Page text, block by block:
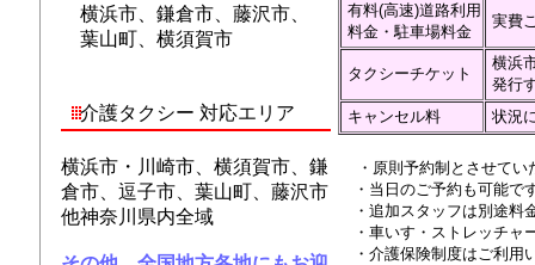
有料(高速)道路利用
料金・駐車場料金
実費
タクシーチケット
横浜
発行
キャンセル料
状況
・原則予約制とさせて
・当日のご予約も可能で
・追加スタッフは別途料
・車いす・ストレッチャ
・介護保険制度はご利用
横浜市、鎌倉市、藤沢市、
葉山町、横須賀市
介護タクシー 対応エリア
横浜市・川崎市、横須賀市、鎌
倉市、逗子市、葉山町、藤沢市
他神奈川県内全域